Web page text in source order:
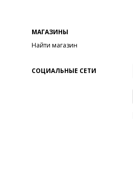
МАГАЗИНЫ
Найти магазин
СОЦИАЛЬНЫЕ СЕТИ